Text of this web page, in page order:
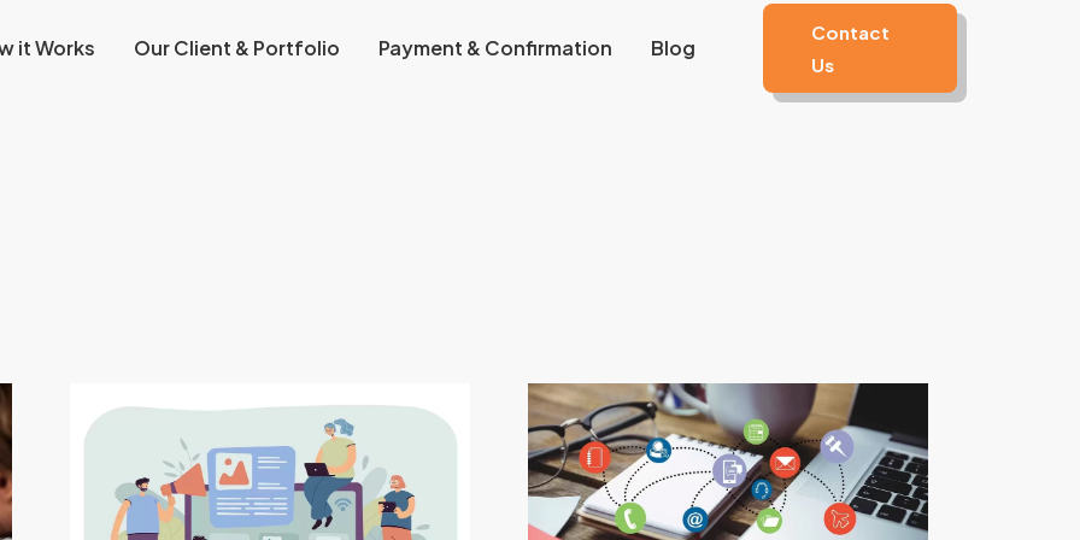
it Works Our Client & Portfolio Payment & Confirmation Blog
Contact
Us
Development
Bantu
Kembangkan
6
Hal
Yang
Tidak
Akan